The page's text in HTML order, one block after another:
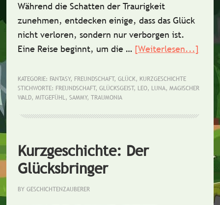
Während die Schatten der Traurigkeit
zunehmen, entdecken einige, dass das Glück
nicht verloren, sondern nur verborgen ist.
Eine Reise beginnt, um die … [Weiterlesen...]
KATEGORIE: FANTASY, FREUNDSCHAFT, GLÜCK, KURZGESCHICHTE
STICHWORTE: FREUNDSCHAFT, GLÜCKSGEIST, LEO, LUNA, MAGISCHER
WALD, MITGEFÜHL, SAMMY, TRAUMONIA
Kurzgeschichte: Der
Glücksbringer
BY GESCHICHTENZAUBERER